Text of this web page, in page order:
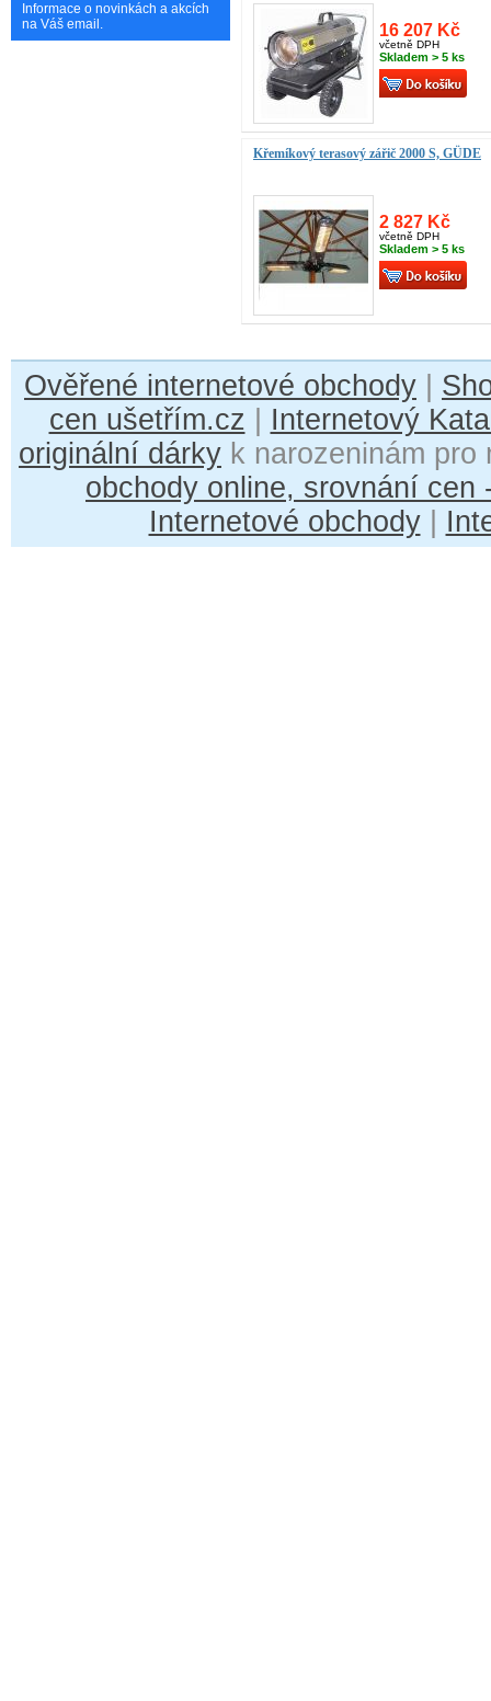
16 207 Kč
včetně DPH
Skladem > 5 ks
Křemíkový terasový zářič 2000 S, GÜDE
2 827 Kč
včetně DPH
Skladem > 5 ks
Informace o novinkách a akcích
na Váš email.
Ověřené internetové obchody
cen ušetřím.cz
Internetový
originální dárky k narozeninám
obchody online, srovnání cen
Internetové obchody|